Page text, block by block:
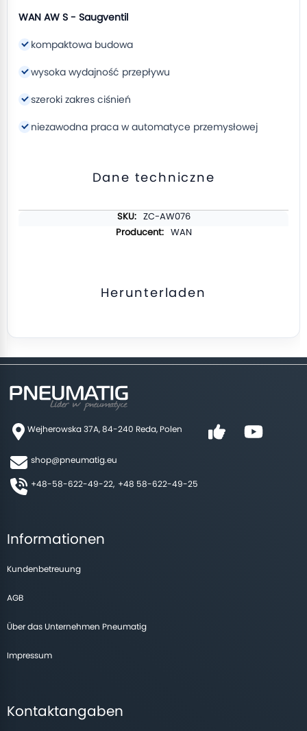
WAN AW S - Saugventil
kompaktowa budowa
wysoka wydajność przepływu
szeroki zakres ciśnień
niezawodna praca w automatyce przemysłowej
Dane techniczne
ZC-AW076
WAN
Herunterladen
Wejherowska 37A, 84-240 Reda, Polen
shop@pneumatig.eu
+48-58-622-49-22, +48 58-622-49-25
Informationen
Kundenbetreuung
AGB
Über das Unternehmen Pneumatig
Impressum
Kontaktangaben